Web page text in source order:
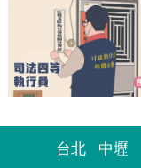
台北 中壢